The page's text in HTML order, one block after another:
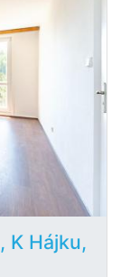
K Hájku,